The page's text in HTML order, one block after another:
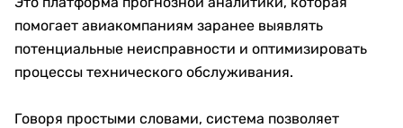
помогает авиакомпаниям заранее выявлять
потенциальные неисправности и оптимизировать
процессы технического обслуживания.
Говоря простыми словами, система позволяет